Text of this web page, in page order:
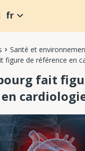
fr
Santé et
figure de référence en
fait